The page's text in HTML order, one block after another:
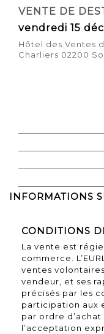
VENTE DE
vendredi 15
Hôtel des Ventes
Charliers 02200
INFORMATIONS
CONDITIONS
La vente est
commerce.
ventes
vendeur, et ses
précisés par les
participation aux
par ordre
l’acceptation